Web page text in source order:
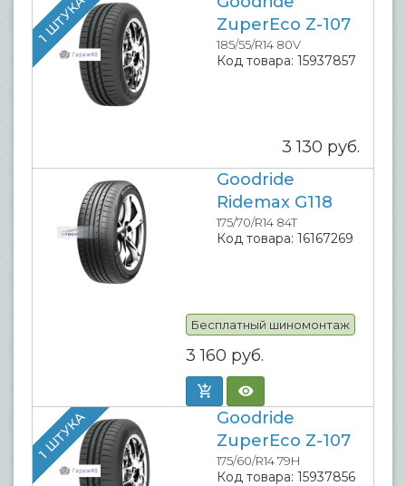
1 ШТУКА
ZuperEco Z-107
185/55/R14 80V
Код товара: 15937857
3 130 руб.
Goodride
Ridemax G118
175/70/R14 84T
Код товара: 16167269
Бесплатный шиномонтаж
3 160 руб.
1 ШТУКА
Goodride
ZuperEco Z-107
175/60/R14 79H
Код товара: 15937856